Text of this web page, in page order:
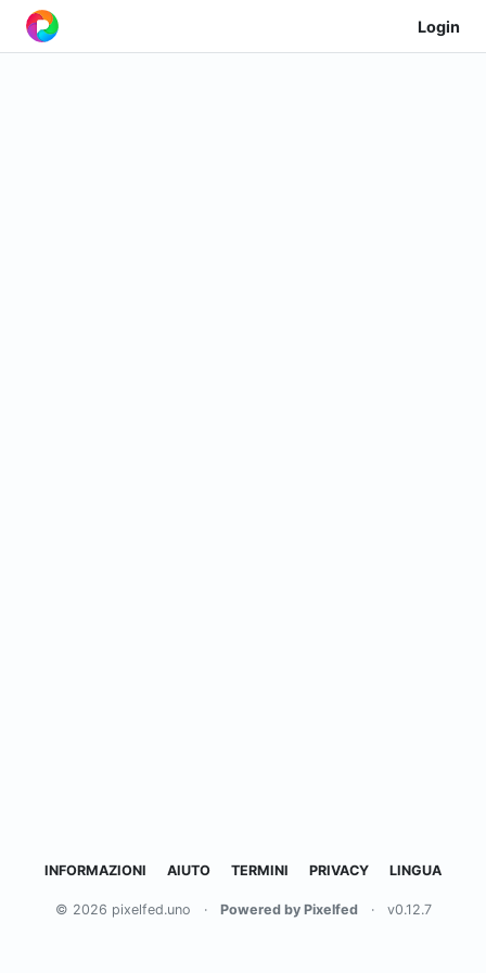
Login
INFORMAZIONI AIUTO TERMINI PRIVACY LINGUA
© 2026 pixelfed.uno · Powered by Pixelfed · v0.12.7